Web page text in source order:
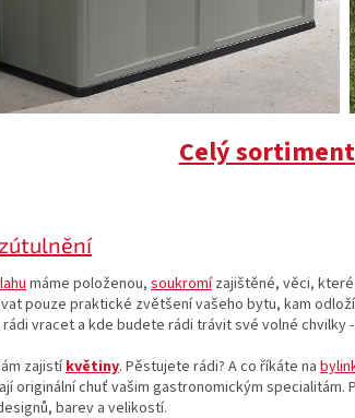
Celý
máme položenou, soukromí zajištěné, věci,
pouze praktické zvětšení vašeho bytu, kam
vracet a kde budete rádi trávit své volné chvilky
zajistíkvětiny. Pěstujete rádi? A co říkáte na
originální chuť vašim gastronomickým specialitám.
barev a velikostí.